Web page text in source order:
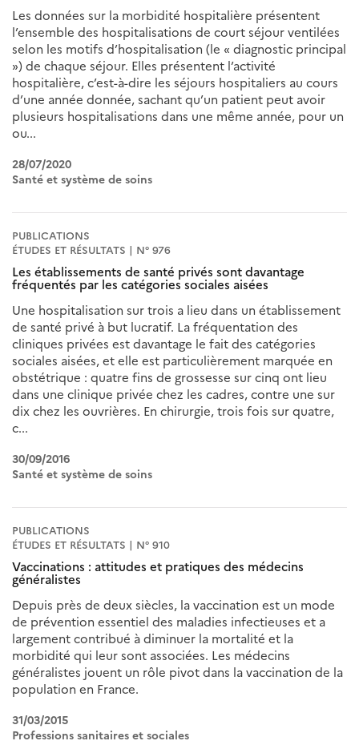
Les données sur la morbidité hospitalière présentent
l’ensemble des hospitalisations de court séjour ventilées
selon les motifs d’hospitalisation (le « diagnostic principal
») de chaque séjour. Elles présentent l’activité
hospitalière, c’est-à-dire les séjours hospitaliers au cours
d’une année donnée, sachant qu’un patient peut avoir
plusieurs hospitalisations dans une même année, pour un
ou...
28/07/2020
Santé et système de soins
PUBLICATIONS
ÉTUDES ET RÉSULTATS | N° 976
Les établissements de santé privés sont davantage
fréquentés par les catégories sociales aisées
Une hospitalisation sur trois a lieu dans un établissement
de santé privé à but lucratif. La fréquentation des
cliniques privées est davantage le fait des catégories
sociales aisées, et elle est particulièrement marquée en
obstétrique : quatre fins de grossesse sur cinq ont lieu
dans une clinique privée chez les cadres, contre une sur
dix chez les ouvrières. En chirurgie, trois fois sur quatre,
c...
30/09/2016
Santé et système de soins
PUBLICATIONS
ÉTUDES ET RÉSULTATS | N° 910
Vaccinations : attitudes et pratiques des médecins
généralistes
Depuis près de deux siècles, la vaccination est un mode
de prévention essentiel des maladies infectieuses et a
largement contribué à diminuer la mortalité et la
morbidité qui leur sont associées. Les médecins
généralistes jouent un rôle pivot dans la vaccination de la
population en France.
31/03/2015
Professions sanitaires et sociales